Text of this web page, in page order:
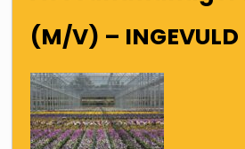
(M/V) – INGEVULD